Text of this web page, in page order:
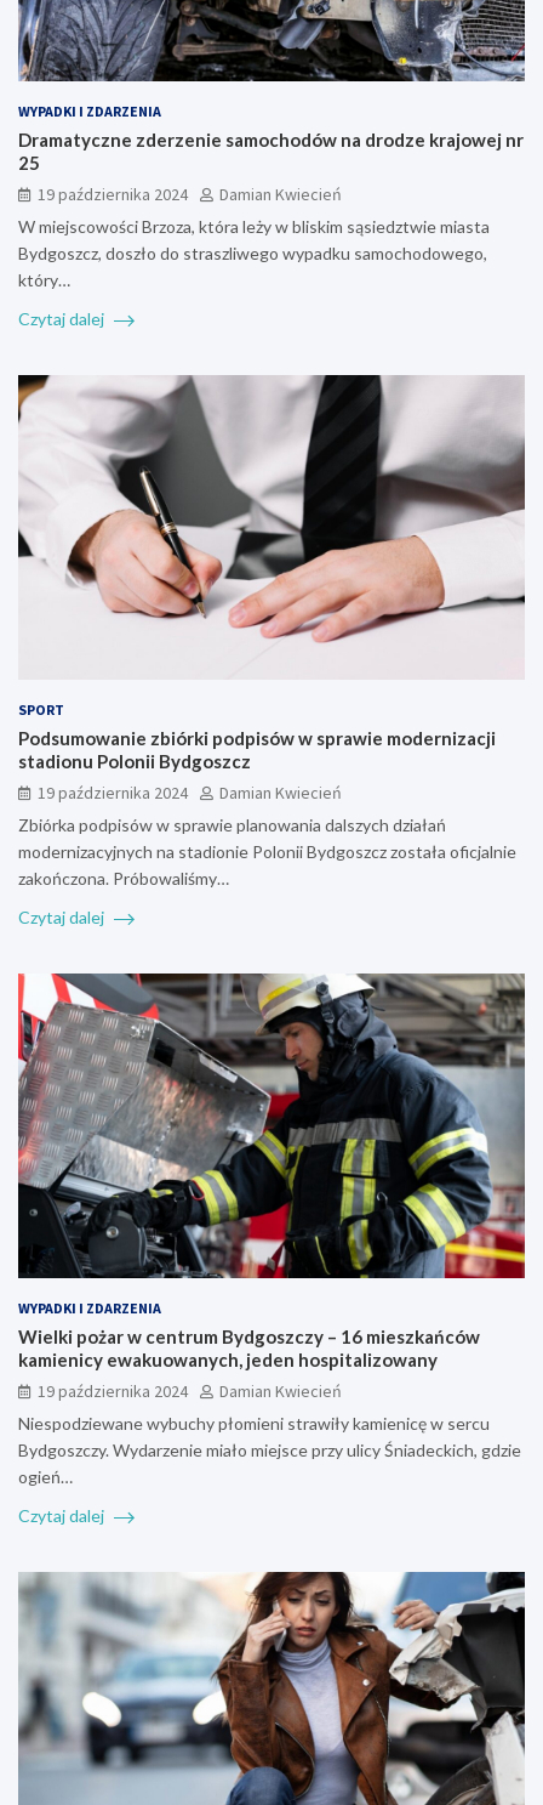
WYPADKI I ZDARZENIA
Dramatyczne zderzenie samochodów na drodze krajowej nr
25
19 października 2024
Damian Kwiecień
W miejscowości Brzoza, która leży w bliskim sąsiedztwie miasta
Bydgoszcz, doszło do straszliwego wypadku samochodowego,
który…
Czytaj dalej
SPORT
Podsumowanie zbiórki podpisów w sprawie modernizacji
stadionu Polonii Bydgoszcz
19 października 2024
Damian Kwiecień
Zbiórka podpisów w sprawie planowania dalszych działań
modernizacyjnych na stadionie Polonii Bydgoszcz została oficjalnie
zakończona. Próbowaliśmy…
Czytaj dalej
WYPADKI I ZDARZENIA
Wielki pożar w centrum Bydgoszczy – 16 mieszkańców
kamienicy ewakuowanych, jeden hospitalizowany
19 października 2024
Damian Kwiecień
Niespodziewane wybuchy płomieni strawiły kamienicę w sercu
Bydgoszczy. Wydarzenie miało miejsce przy ulicy Śniadeckich, gdzie
ogień…
Czytaj dalej